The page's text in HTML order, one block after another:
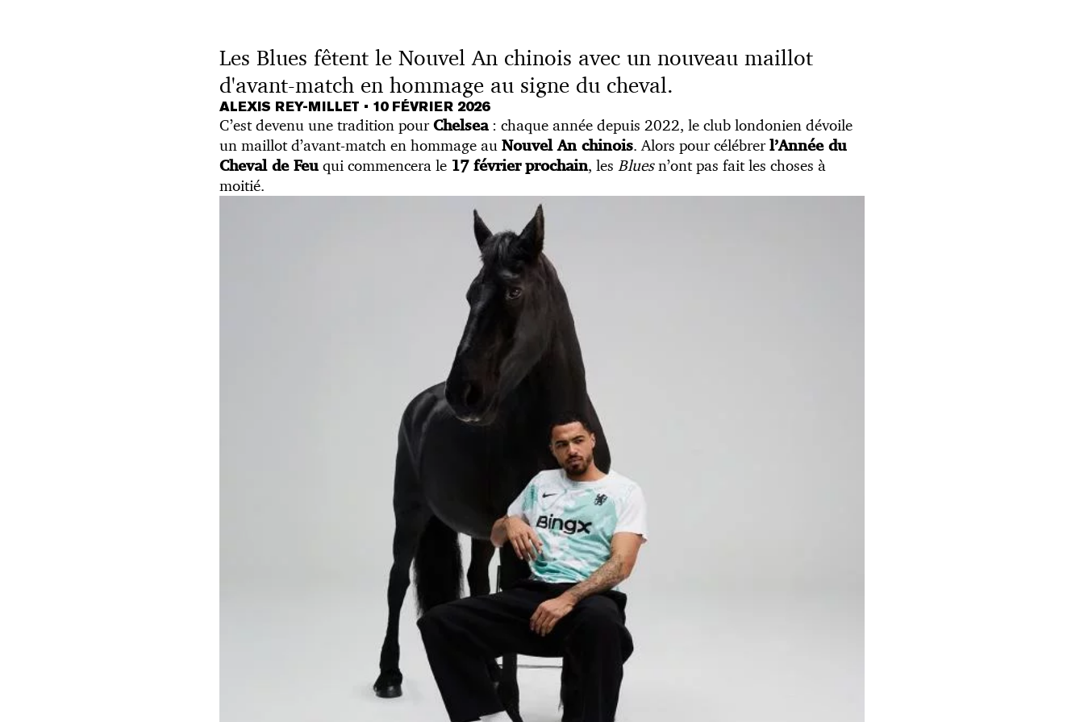
Les Blues fêtent le Nouvel An chinois avec un nouveau maillot
d'avant-match en hommage au signe du cheval.
ALEXIS REY-MILLET • 10 FÉVRIER 2026
C’est devenu une tradition pourChelsea: chaque année depuis 2022, le club londonien dévoile
un maillot d’avant-match en hommage au Nouvel An chinois. Alors pour célébrerl’Année du
Cheval de Feu qui commencera le 17 février prochain, les Bluesn’ont pas fait les choses à
moitié.